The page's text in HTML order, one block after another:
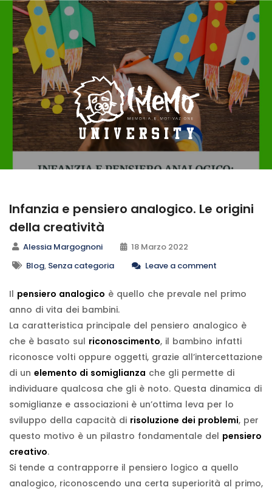
Infanzia e pensiero analogico. Le origini
della creatività
Alessia Margognoni
18 Marzo 2022
Blog, Senza categoria Leave a comment
Il pensiero analogico è quello che prevale nel primo
anno di vita dei bambini.
La caratteristica principale del pensiero analogico è
che è basato sul riconoscimento, il bambino infatti
riconosce volti oppure oggetti, grazie all’intercettazione
di un elemento di somiglianza che gli permette di
individuare qualcosa che gli è noto. Questa dinamica di
somiglianze e associazioni è un’ottima leva per lo
sviluppo della capacità di risoluzione dei problemi, per
questo motivo è un pilastro fondamentale del pensiero
creativo.
Si tende a contrapporre il pensiero logico a quello
analogico, riconoscendo una certa superiorità al primo,